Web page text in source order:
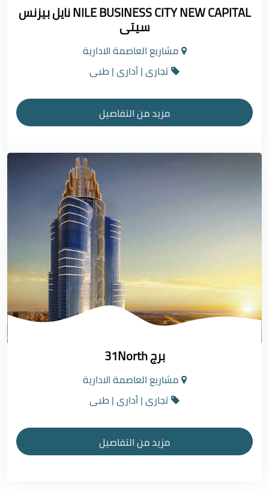
NILE BUSINESS CITY NEW CAPITAL نايل بيزنس
سيتى
مشاريع العاصمة الادارية
تجارى | أدارى | طبى
مزيد من التفاصيل
برج 31North
مشاريع العاصمة الادارية
تجارى | أدارى | طبى
مزيد من التفاصيل